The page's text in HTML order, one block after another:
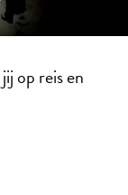
op reis en